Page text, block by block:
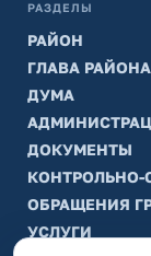
РАЗДЕЛЫ
РАЙОН
ГЛАВА РАЙОНА
ДУМА
ДОКУМЕНТЫ
КОНТРОЛЬНО-
ОБРАЩЕНИЯ
УСЛУГИ